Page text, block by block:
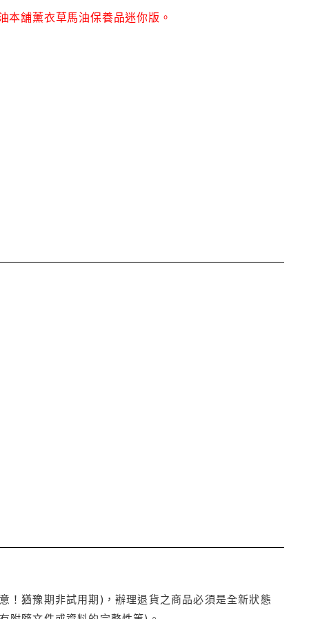
本舖薰衣草馬油保養品迷你版。
！猶豫期非試用期)，辦理退貨之商品必須是全新狀態